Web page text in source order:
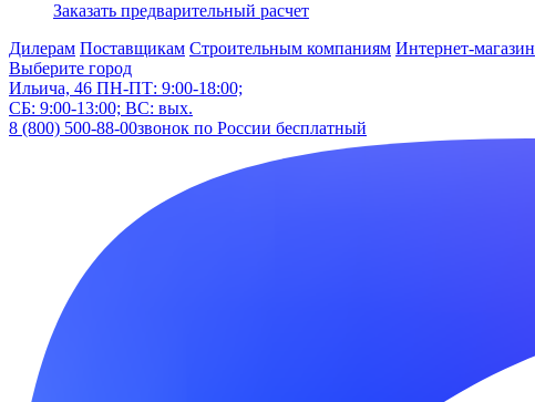
Заказать предварительный расчет
Дилерам Поставщикам Строительным компаниям Интернет-магазин
Выберите город
Ильича, 46 ПН-ПТ: 9:00-18:00;
СБ: 9:00-13:00; ВС: вых.
8 (800) 500-88-00звонок по России бесплатный